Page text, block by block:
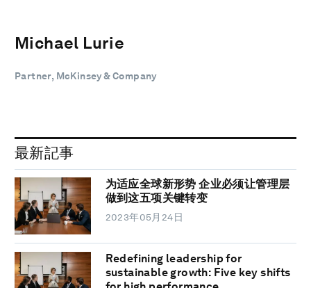
Michael Lurie
Partner, McKinsey & Company
最新記事
为适应全球新形势 企业必须让管理层
做到这五项关键转变
2023年05月24日
Redefining leadership for
sustainable growth: Five key shifts